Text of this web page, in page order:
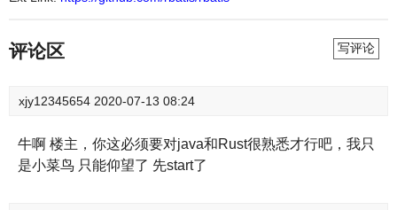
评论区 写评论
xjy12345654 2020-07-13 08:24
牛啊 楼主，你这必须要对java和Rust很熟悉才行吧，我只
是小菜鸟 只能仰望了 先start了